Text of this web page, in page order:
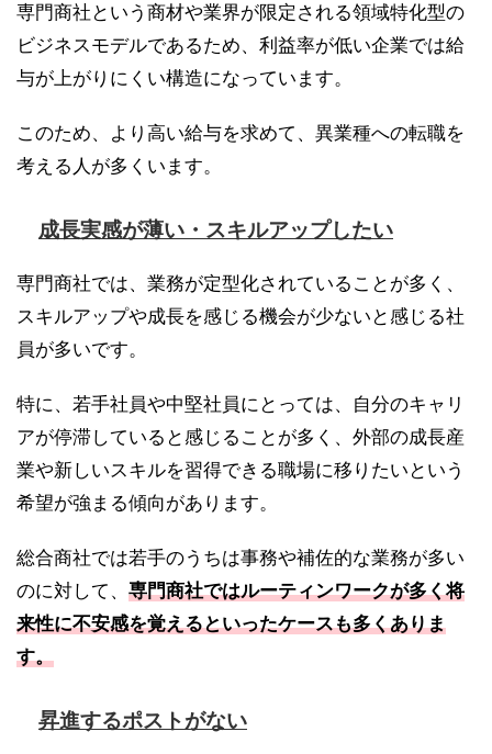
専門商社という商材や業界が限定される領域特化型の
ビジネスモデルであるため、利益率が低い企業では給
与が上がりにくい構造になっています。
このため、より高い給与を求めて、異業種への転職を
考える人が多くいます。
成長実感が薄い・スキルアップしたい
専門商社では、業務が定型化されていることが多く、
スキルアップや成長を感じる機会が少ないと感じる社
員が多いです。
特に、若手社員や中堅社員にとっては、自分のキャリ
アが停滞していると感じることが多く、外部の成長産
業や新しいスキルを習得できる職場に移りたいという
希望が強まる傾向があります。
総合商社では若手のうちは事務や補佐的な業務が多い
のに対して、 専門商社ではルーティンワークが多く将
来性に不安感を覚えるといったケースも多くありま
す。
昇進するポストがない